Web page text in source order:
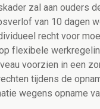
zal aan ouders
van 10 dagen
recht voor
flexibele
voorzien in een
tijdens de
wegens opname